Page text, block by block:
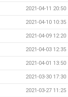
2021-04-11 20:50
2021-04-10 10:35
2021-04-09 12:20
2021-04-03 12:35
2021-04-01 13:50
2021-03-30 17:30
2021-03-27 11:25